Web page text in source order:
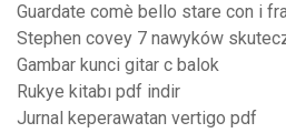
Guardate comè bello stare con i
Stephen covey 7 nawyków
Gambar kunci gitar c balok
Rukye kitabı pdf indir
Jurnal keperawatan vertigo pdf